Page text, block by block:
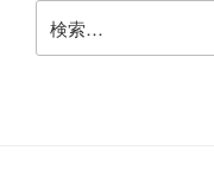
検
索: